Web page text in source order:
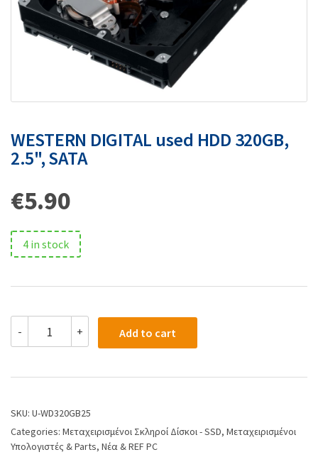
WESTERN DIGITAL used HDD 320GB,
2.5", SATA
€5.90
4 in stock
- + Add to cart
SKU: U-WD320GB25
Categories: Μεταχειρισμένοι Σκληροί Δίσκοι - SSD, Μεταχειρισμένοι
Υπολογιστές & Parts, Νέα & REF PC